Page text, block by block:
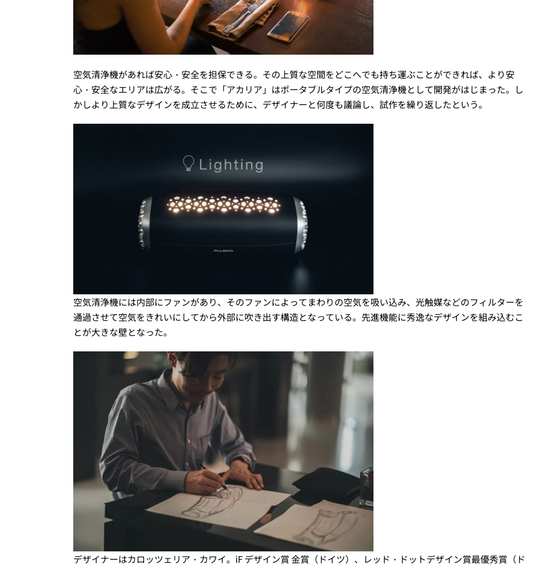
空気清浄機があれば安心・安全を担保できる。その上質な空間をどこへでも持ち運ぶことができれば、より安
心・安全なエリアは広がる。そこで「アカリア」はポータブルタイプの空気清浄機として開発がはじまった。し
かしより上質なデザインを成立させるために、デザイナーと何度も議論し、試作を繰り返したという。
空気清浄機には内部にファンがあり、そのファンによってまわりの空気を吸い込み、光触媒などのフィルターを
通過させて空気をきれいにしてから外部に吹き出す構造となっている。先進機能に秀逸なデザインを組み込むこ
とが大きな壁となった。
デザイナーはカロッツェリア・カワイ。 iFデザイン賞 金賞（ドイツ）、レッド・ドットデザイン賞最優秀賞（ド